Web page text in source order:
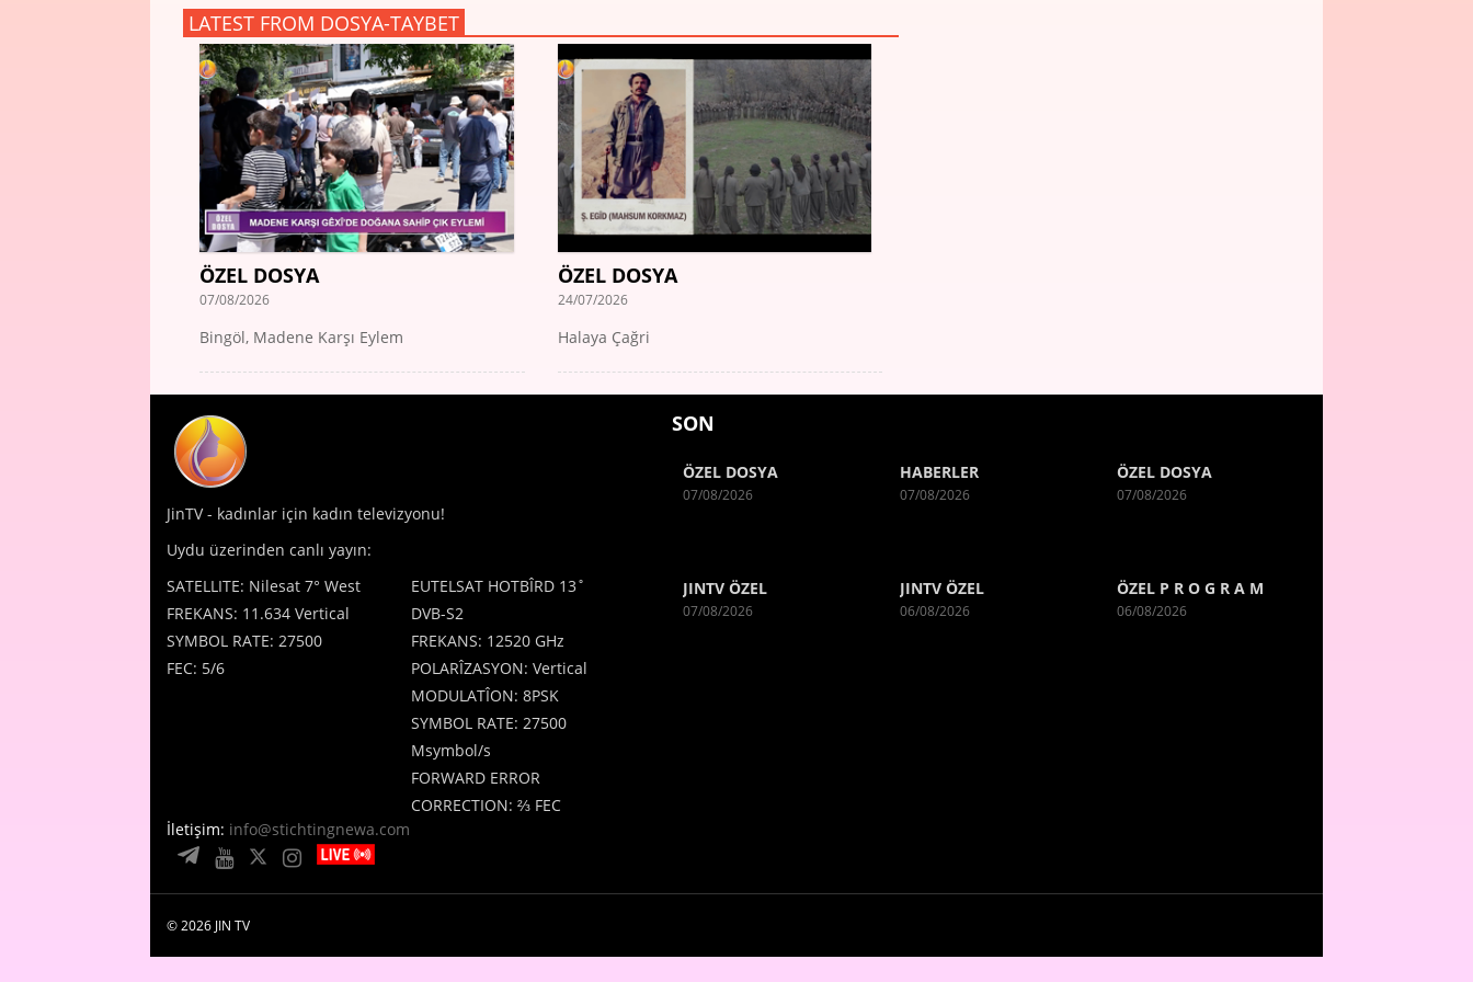
LATEST FROM DOSYA-TAYBET
ÖZEL DOSYA
07/08/2026
Bingöl, Madene Karşı Eylem
ÖZEL DOSYA
24/07/2026
Halaya Çağri
JinTV - kadınlar için kadın televizyonu!
Uydu üzerinden canlı yayın:
SATELLITE: Nilesat 7° West
FREKANS: 11.634 Vertical
SYMBOL RATE: 27500
FEC: 5/6
EUTELSAT HOTBÎRD 13˚
DVB-S2
FREKANS: 12520 GHz
POLARÎZASYON: Vertical
MODULATÎON: 8PSK
SYMBOL RATE: 27500
Msymbol/s
FORWARD ERROR
CORRECTION: ⅔ FEC
İletişim: info@stichtingnewa.com
SON
ÖZEL DOSYA
07/08/2026
HABERLER
07/08/2026
ÖZEL DOSYA
07/08/2026
JINTV ÖZEL
07/08/2026
JINTV ÖZEL
06/08/2026
ÖZEL P R O G R A M
06/08/2026
© 2026 JIN TV